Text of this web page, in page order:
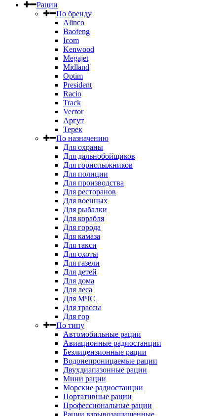
Рации
По бренду
Alinco
Baofeng
Icom
Kenwood
Megajet
Midland
Optim
President
Racio
Track
Vector
Аргут
Терек
По назначению
Для охраны
Для дальнобойщиков
Для горнолыжников
Для полиции
Для производства
Для ресторанов
Для военных
Для рыбалки
Для корабля
Для города
Для камаза
Для такси
Для охоты
Для газели
Для детей
Для дома
Для леса
Для МЧС
Для трассы
Для гор
По типу
Автомобильные рации
Авиационные радиостанции
Безлицензионные рации
Водонепроницаемые рации
Двухдиапазонные рации
Мини рации
Морские радиостанции
Портативные рации
Профессиональные рации
Рации взрывозащищенные